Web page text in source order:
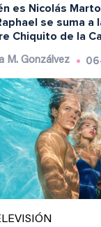
es Nicolás
se suma a
Chiquito de la
M. Gonzálvez